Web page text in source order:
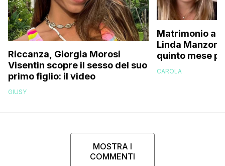
Riccanza, Giorgia Morosi
Visentin scopre il sesso del suo
primo figlio: il video
GIUSY
Matrimonio a
Linda Manzoni
quinto mese
essere in
CAROLA
MOSTRA I
COMMENTI